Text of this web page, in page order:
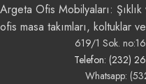
Argeta Ofis Mobilyaları:
ofis masa takımları, koltuklar
619/1 Sok.
Telefon: (232)
Whatsapp: